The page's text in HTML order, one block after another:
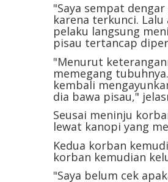
"Saya sempat
karena terkunci.
pelaku langsung
pisau tertancap
"Menurut
memegang
kembali
dia bawa pisau,"
Seusai meninju
lewat kanopi yang
Kedua korban
korban kemudian
"Saya belum cek